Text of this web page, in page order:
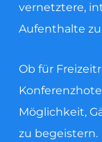
vernetztere,
Aufenthalte
Ob für
Möglichkeit,
zu begeistern.